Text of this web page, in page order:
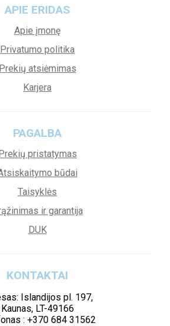
APIE ERIDAS
Apie įmonę
Privatumo politika
Prekių atsiėmimas
Karjera
PAGALBA
pristatymas
būdai
Taisyklės
ir garantija
DUK
KONTAKTAI
Islandijos pl. 197,
Kaunas, LT-49166
: +370 684 31562